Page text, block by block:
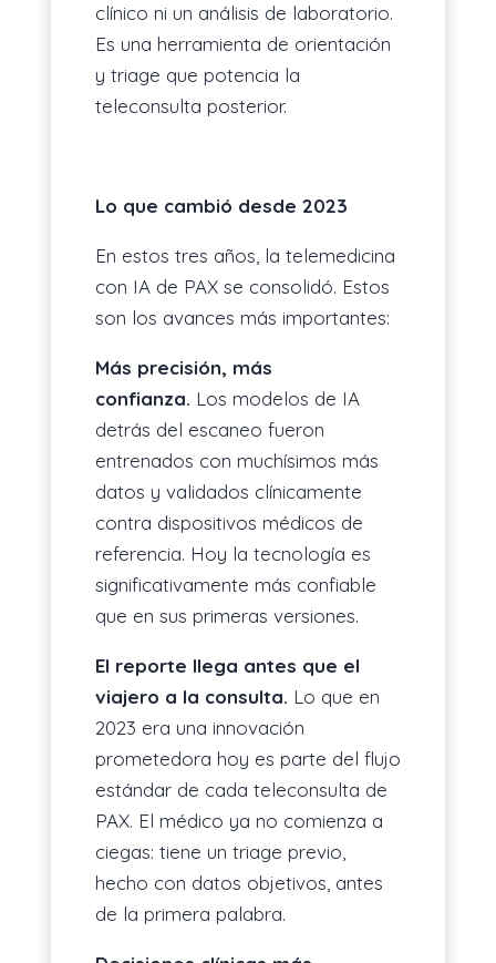
clínico ni un análisis de laboratorio.
Es una herramienta de orientación
y triage que potencia la
teleconsulta posterior.
Lo que cambió desde 2023
En estos tres años, la telemedicina
con IA de PAX se consolidó. Estos
son los avances más importantes:
Más precisión, más
confianza. Los modelos de IA
detrás del escaneo fueron
entrenados con muchísimos más
datos y validados clínicamente
contra dispositivos médicos de
referencia. Hoy la tecnología es
significativamente más confiable
que en sus primeras versiones.
El reporte llega antes que el
viajero a la consulta. Lo que en
2023 era una innovación
prometedora hoy es parte del flujo
estándar de cada teleconsulta de
PAX. El médico ya no comienza a
ciegas: tiene un triage previo,
hecho con datos objetivos, antes
de la primera palabra.